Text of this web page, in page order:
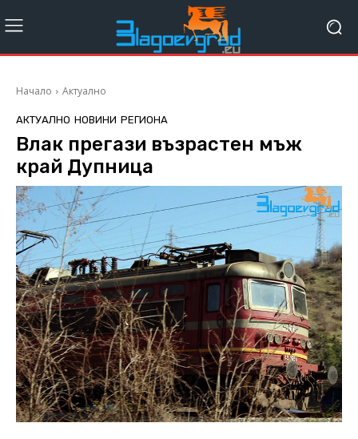
Начало Актуално
АКТУАЛНО НОВИНИ РЕГИОНА
Влак прегази възрастен мъж
край Дупница